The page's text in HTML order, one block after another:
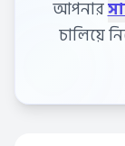
আপনার
চালিয়ে